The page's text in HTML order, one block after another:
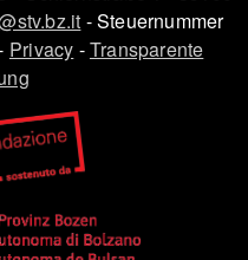
- Steuernummer
Privacy -Transparente